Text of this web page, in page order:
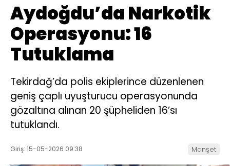
Aydoğdu’da Narkotik
Operasyonu: 16
Tutuklama
Tekirdağ’da polis ekiplerince düzenlenen
geniş çaplı uyuşturucu operasyonunda
gözaltına alınan 20 şüpheliden 16’sı
tutuklandı.
Giriş: 15-05-2026 09:38 Manşet